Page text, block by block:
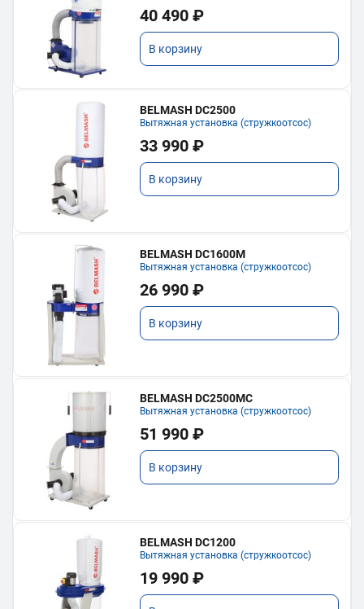
40 490 ₽
В корзину
BELMASH DC2500
Вытяжная установка (стружкоотсос)
33 990 ₽
В корзину
BELMASH DC1600M
Вытяжная установка (стружкоотсос)
26 990 ₽
В корзину
BELMASH DC2500MC
Вытяжная установка (стружкоотсос)
51 990 ₽
В корзину
BELMASH DC1200
Вытяжная установка (стружкоотсос)
19 990 ₽